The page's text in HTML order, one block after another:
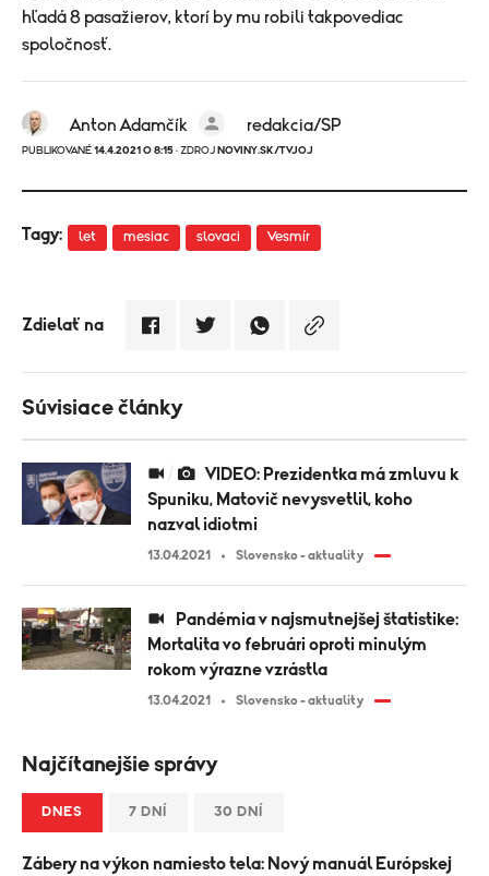
hľadá 8 pasažierov, ktorí by mu robili takpovediac
spoločnosť.
Anton Adamčík redakcia/SP
PUBLIKOVANÉ 14.4.2021 O 8:15 · ZDROJ NOVINY.SK/TVJOJ
Tagy: let mesiac slovaci Vesmír
Zdielať na
Súvisiace články
Spuniku, Matovič nevysvetlil, koho
nazval idiotmi
13.04.2021 Slovensko - aktuality
Mortalita vo februári oproti minulým
rokom výrazne vzrástla
13.04.2021 Slovensko - aktuality
Najčítanejšie správy
DNES 7 DNÍ 30 DNÍ
Zábery na výkon namiesto tela: Nový manuál Európskej